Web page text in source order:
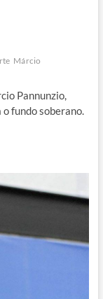
Márcio
Pannunzio,
fundo soberano.